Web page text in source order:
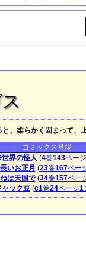
と、柔らかく固まって、
コミックス登場
世界の怪人 (4巻143ページ
いお正月 (23巻167ペー
は天国で(34巻157ペー
ャック豆 (c1巻24ページ1